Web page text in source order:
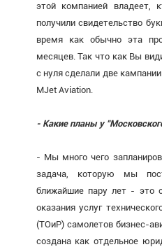
этой компанией
получили свидетельство
время как обычно эта
месяцев. Так что как Вы
с нуля сделали две
MJet Aviation.
- Какие планы у
- Мы много чего
задача, которую мы
ближайшие пару лет - это
оказания услуг
(ТОиР) самолетов бизнес-
создана как отдельное